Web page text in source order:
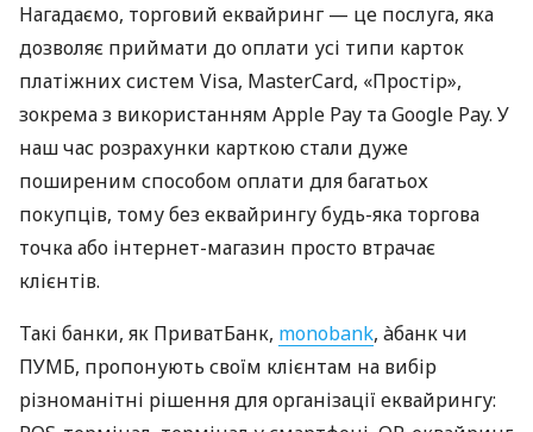
Нагадаємо, торговий еквайринг — це послуга, яка
дозволяє приймати до оплати усі типи карток
платіжних систем Visa, MasterCard, «Простір»,
зокрема з використанням Apple Pay та Google Pay. У
наш час розрахунки карткою стали дуже
поширеним способом оплати для багатьох
покупців, тому без еквайрингу будь-яка торгова
точка або інтернет-магазин просто втрачає
клієнтів.
Такі банки, як ПриватБанк, monobank, àбанк чи
ПУМБ, пропонують своїм клієнтам на вибір
різноманітні рішення для організації еквайрингу: